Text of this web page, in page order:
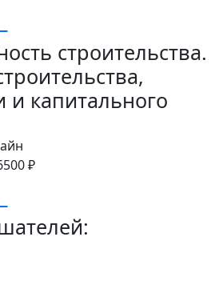
строительства.
и капитального
₽